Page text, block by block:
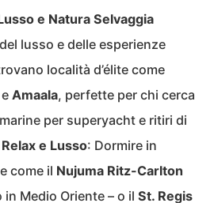
e Natura Selvaggia
lusso e delle esperienze
località d’élite come
e Amaala, perfette per chi cerca
per superyacht e ritiri di
Relax e Lusso: Dormire in
come il Nujuma Ritz-Carlton
in Medio Oriente – o il St. Regis